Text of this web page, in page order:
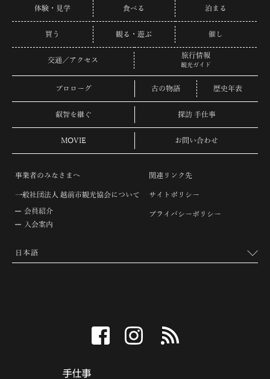
体験・見学 食べる 泊まる
買う 観る・遊ぶ 催し
交通／アクセス
旅行情報
観光ガイド
プロローグ 古の物語 歴史年表
叡智を継ぐ 探訪 手仕事
MOVIE お問い合わせ
事業者のみなさまへ
一般社団法人 越前市観光協会について
会員紹介
入会案内
関連リンク先
サイトポリシー
プライバシーポリシー
facebook instagram